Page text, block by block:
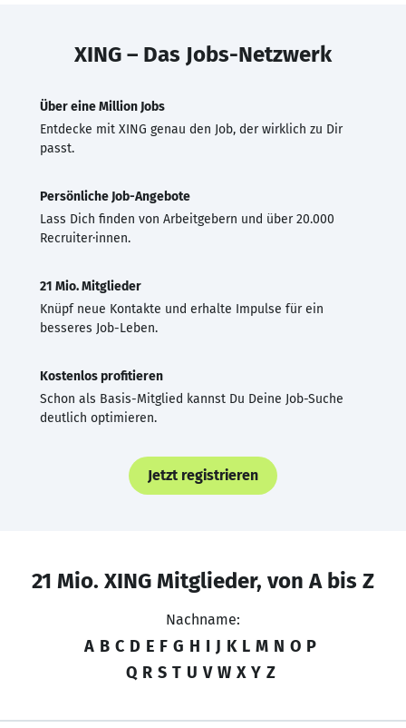
XING – Das Jobs-Netzwerk
Über eine Million Jobs
Entdecke mit XING genau den Job, der wirklich zu Dir
passt.
Persönliche Job-Angebote
Lass Dich finden von Arbeitgebern und über 20.000
Recruiter·innen.
21 Mio. Mitglieder
Knüpf neue Kontakte und erhalte Impulse für ein
besseres Job-Leben.
Kostenlos profitieren
Schon als Basis-Mitglied kannst Du Deine Job-Suche
deutlich optimieren.
Jetzt registrieren
21 Mio. XING Mitglieder, von A bis Z
Nachname:
A B C D E F G H I J K L M N O P
Q R S T U V W X Y Z